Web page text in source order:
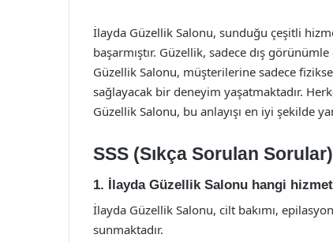
İlayda Güzellik Salonu, sunduğu çeşitli
başarmıştır. Güzellik, sadece dış
Güzellik Salonu, müşterilerine sadece
sağlayacak bir deneyim yaşatmaktadır.
Güzellik Salonu, bu anlayışı en iyi şekilde
SSS (Sıkça Sorulan Sorular)
1. İlayda Güzellik Salonu hangi
İlayda Güzellik Salonu, cilt bakımı,
sunmaktadır.